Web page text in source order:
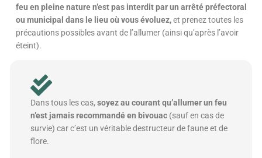
feu en pleine nature n’est pas interdit par un arrêté préfectoral
ou municipal dans le lieu où vous évoluez,et prenez toutes les
précautions possibles avant de l’allumer (ainsi qu’après l’avoir
éteint).
Dans tous les cas,soyez au courant qu’allumer un feu
n’est jamais recommandé en bivouac (sauf en cas de
survie) car c’est un véritable destructeur de faune et de
flore.